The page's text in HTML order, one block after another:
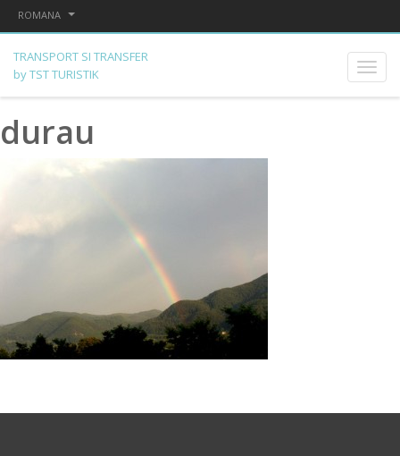
ROMANA
TRANSPORT SI TRANSFER
by TST TURISTIK
durau